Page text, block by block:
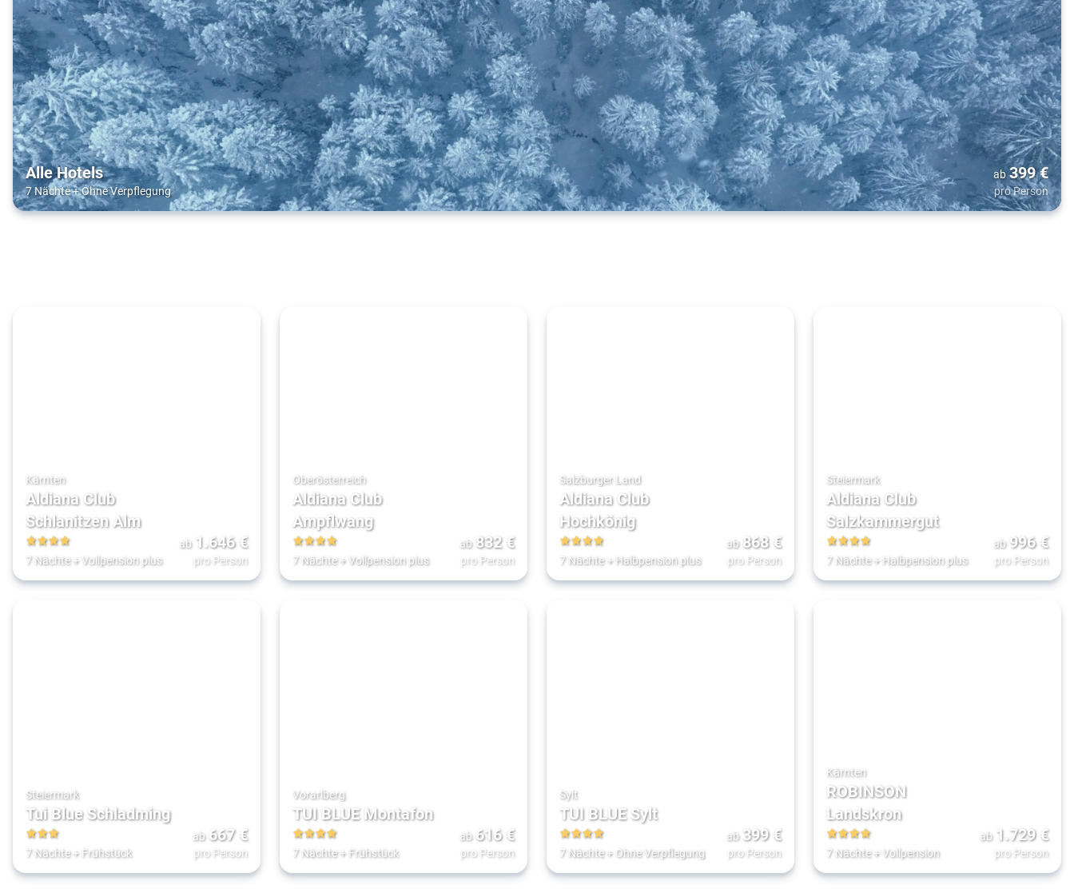
Alle Hotels
7 Nächte+Ohne Verpflegung
ab 399€
pro Person
Kärnten
Aldiana Club
Schlanitzen Alm
4
7 Nächte+ Vollpension plus
ab 1.646€
pro Person
Oberösterreich
Aldiana Club
Ampflwang
4
7 Nächte+ Vollpension plus
ab 832€
pro Person
Salzburger Land
Aldiana Club
Hochkönig
4
7 Nächte+ Halbpension plus
ab 868€
pro Person
Steiermark
Aldiana Club
Salzkammergut
4
7 Nächte+ Halbpension plus
ab 996€
pro Person
Steiermark
Tui Blue Schladming
3
7 Nächte+ Frühstück
ab 667€
pro Person
Vorarlberg
TUI BLUE Montafon
4
7 Nächte+ Frühstück
ab 616€
pro Person
Sylt
TUI BLUE Sylt
4
7 Nächte+ Ohne Verpflegung
ab 399€
pro Person
Kärnten
ROBINSON
Landskron
4
7 Nächte+ Vollpension
ab 1.729€
pro Person